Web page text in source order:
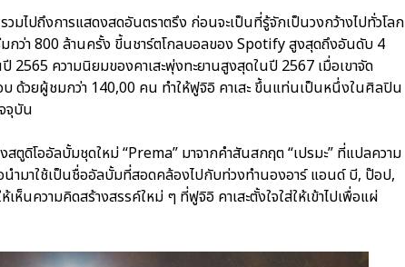
มไปถึงการแสดงสดอันตราตรึง ก่อนจะเป็นที่รู้จักเป็นวงกว้างไปทั่วโลก
กว่า 800 ล้านครั้ง ขี้นชาร์ตโกลบอลของ Spotify สูงสุดถึงอันดับ 4
2565 ความนิยมของคาเสะพุ่งทะยานสูงสุดในปี 2567 เมื่อเขาจัด
ด้วยผู้ชมกว่า 140,00 คน ทำให้ฟูจิอิ คาเสะ ขึ้นแท่นเป็นหนึ่งในศิลปิน
จุบัน
ตูดิโออัลบั้มชุดใหม่ “Prema” มาจากคำสันสกฤต “เปรมะ” ที่แปลความ
อนำมาใช้เป็นชื่ออัลบั้มที่สอดคล้องไปกับท่วงทำนองอาร์ แอนด์ บี, ป๊อป,
ห็นความคิดสร้างสรรค์ใหม่ ๆ ที่ฟูจิอิ คาเสะตั้งใจใส่ให้เข้าไปเพื่อแผ่